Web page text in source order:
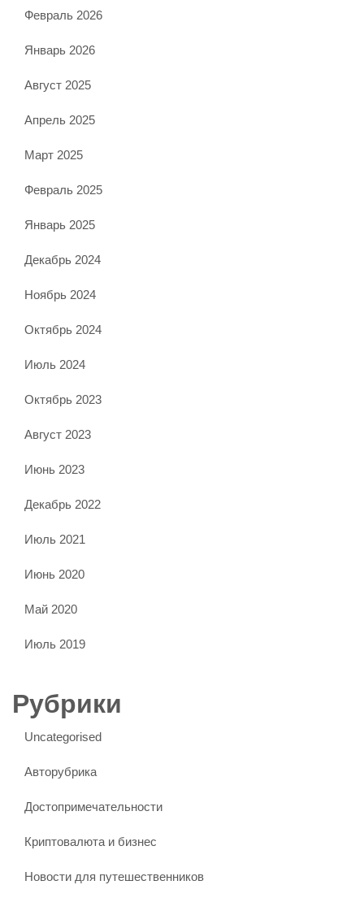
Февраль 2026
Январь 2026
Август 2025
Апрель 2025
Март 2025
Февраль 2025
Январь 2025
Декабрь 2024
Ноябрь 2024
Октябрь 2024
Июль 2024
Октябрь 2023
Август 2023
Июнь 2023
Декабрь 2022
Июль 2021
Июнь 2020
Май 2020
Июль 2019
Рубрики
Uncategorised
Авторубрика
Достопримечательности
Криптовалюта и бизнес
Новости для путешественников